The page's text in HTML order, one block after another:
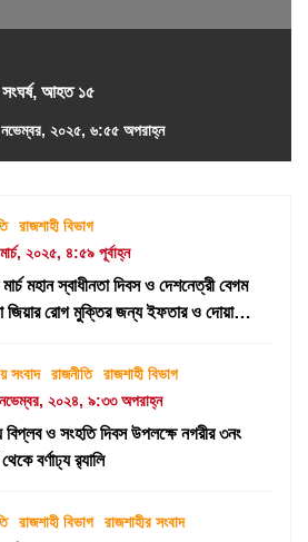
সংঘর্ষ, আহত ১৫
২০২৫, ৬:৫৫ অপরাহ্ন
রাজশাহী বিভাগ
২০২৫, ৪:৫৯ পূর্বাহ্ন
মহান স্বাধীনতা দিবস ও দেশনেত্রী বেগম
জিয়ার রোগ মুক্তির জন্য ইফতার ও দোয়া
সংবাদ রাজনীতি
রাজশাহী বিভাগ
২০২৪, ৯:৩৩ অপরাহ্ন
বিপ্লব ও সংহতি দিবস উপলক্ষে নগরীর ৩নং
বর্ণাঢ্য র‍্যালি
রাজশাহী বিভাগ
রাজশাহীর সংবাদ